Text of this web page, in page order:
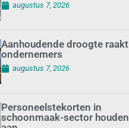
augustus 7, 2026
Aanhoudende droogte raakt
ondernemers
augustus 7, 2026
Personeelstekorten in
schoonmaak-sector houden